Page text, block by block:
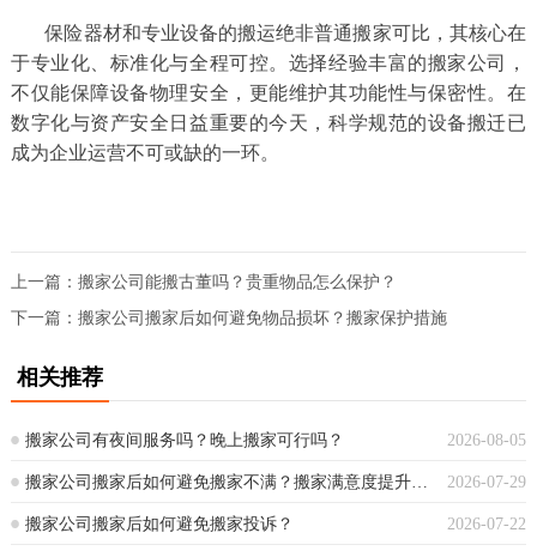
保险器材和专业设备的搬运绝非普通搬家可比，其核心在
于专业化、标准化与全程可控。选择经验丰富的搬家公司，
不仅能保障设备物理安全，更能维护其功能性与保密性。在
数字化与资产安全日益重要的今天，科学规范的设备搬迁已
成为企业运营不可或缺的一环。
上一篇： 搬家公司能搬古董吗？贵重物品怎么保护？
下一篇： 搬家公司搬家后如何避免物品损坏？搬家保护措施
相关推荐
2026-08-05
搬家公司有夜间服务吗？晚上搬家可行吗？
2026-07-29
搬家公司搬家后如何避免搬家不满？搬家满意度提升指南
2026-07-22
搬家公司搬家后如何避免搬家投诉？